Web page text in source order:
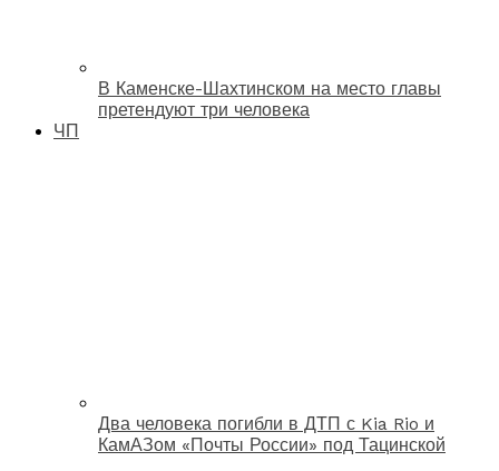
В Каменске-Шахтинском на место главы
претендуют три человека
ЧП
Два человека погибли в ДТП с Kia Rio и
КамАЗом «Почты России» под Тацинской